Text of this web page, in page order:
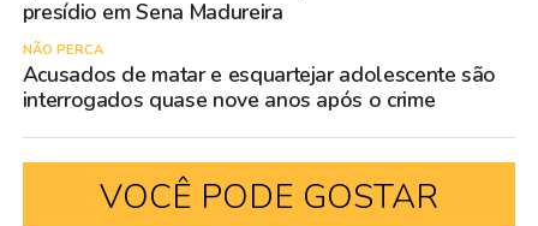
presídio em Sena Madureira
NÃO PERCA
Acusados de matar e esquartejar adolescente são
interrogados quase nove anos após o crime
VOCÊ PODE GOSTAR